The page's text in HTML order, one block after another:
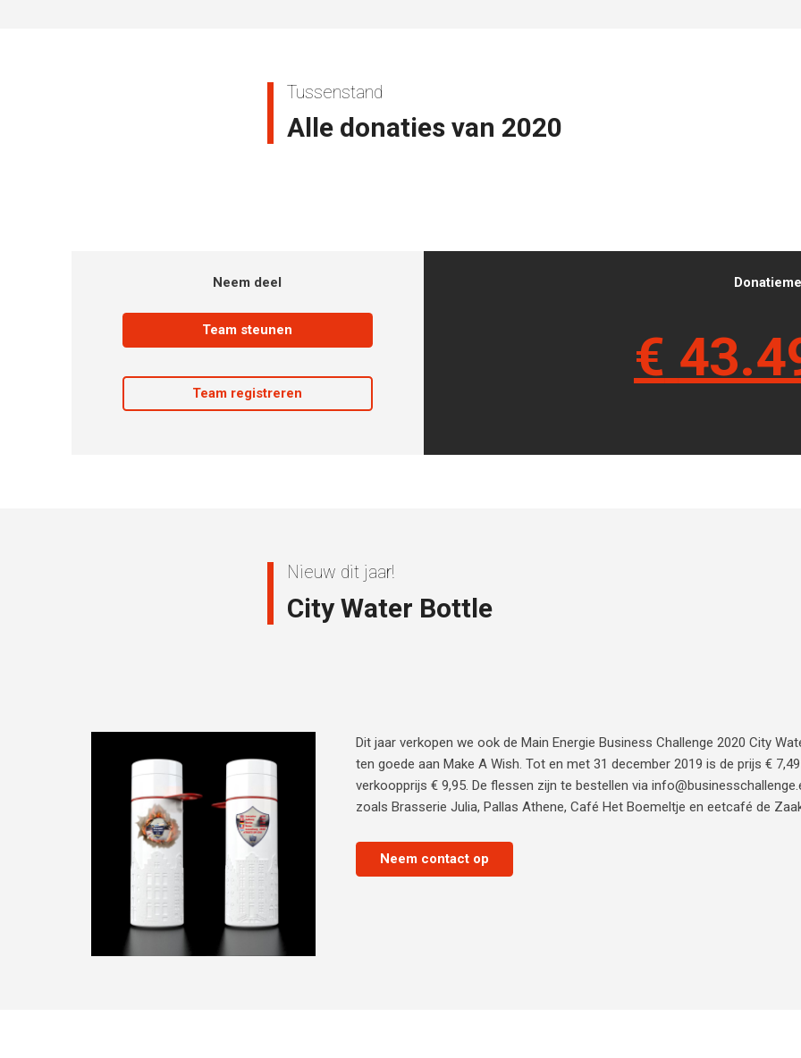
Tussenstand
Alle donaties van 2020
Neem deel
Team steunen
Team registreren
€
Nieuw dit jaar!
City Water Bottle
Dit jaar verkopen we ook de Main Energie Business Challenge 2020 City
ten goede aan Make A Wish. Tot en met 31 december 2019 is de prijs €
verkoopprijs € 9,95. De flessen zijn te bestellen via
zoals Brasserie Julia, Pallas Athene, Café Het Boemeltje en eetcafé de
Neem contact op